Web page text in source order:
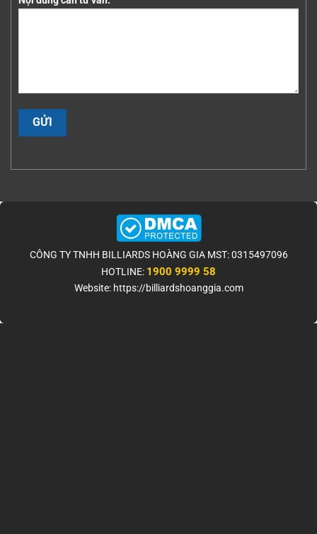
CÔNG TY TNHH BILLIARDS HOÀNG GIA MST: 0315497096
HOTLINE: 1900 9999 58
Website: https://billiardshoanggia.com